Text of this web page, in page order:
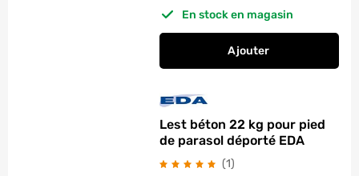
En stock en magasin
Ajouter
Pied de parasol 25
Lest béton 22 kg pour pied
de parasol déporté EDA
(1)